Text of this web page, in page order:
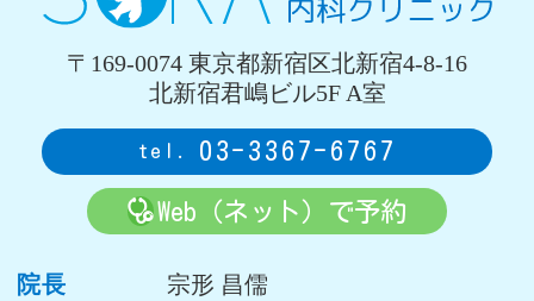
〒169-0074 東京都新宿区北新宿4-8-16
北新宿君嶋ビル5F A室
03-3367-6767
Web（ネット）で予約
院長
宗形 昌儒